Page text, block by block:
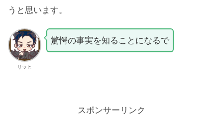
うと思います。
リッヒ
驚愕の事実を知ることになるで
スポンサーリンク